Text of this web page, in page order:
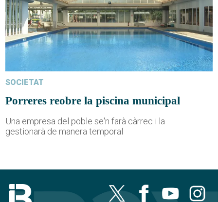
SOCIETAT
Porreres reobre la piscina municipal
Una empresa del poble se'n farà càrrec i la
gestionarà de manera temporal